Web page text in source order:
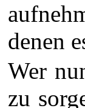
denen
Wer
zu